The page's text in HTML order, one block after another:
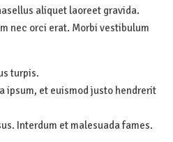
aliquet laoreet gravida.
nec orci erat. Morbi vestibulum
turpis.
ipsum, et euismod justo hendrerit
Interdum et malesuada fames.